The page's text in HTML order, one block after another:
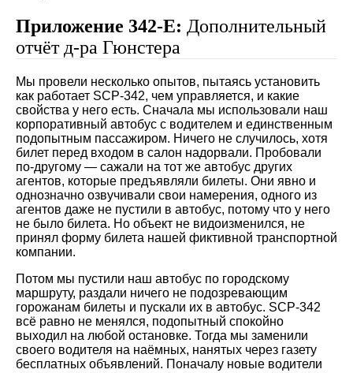
Приложение 342-Е: Дополнительный
отчёт д-ра Гюнстера
Мы провели несколько опытов, пытаясь установить
как работает SCP-342, чем управляется, и какие
свойства у него есть. Сначала мы использовали наш
корпоративный автобус с водителем и единственным
подопытным пассажиром. Ничего не случилось, хотя
билет перед входом в салон надорвали. Пробовали
по-другому — сажали на тот же автобус других
агентов, которые предъявляли билеты. Они явно и
однозначно озвучивали свои намерения, одного из
агентов даже не пустили в автобус, потому что у него
не было билета. Но объект не видоизменился, не
принял форму билета нашей фиктивной транспортной
компании.
Потом мы пустили наш автобус по городскому
маршруту, раздали ничего не подозревающим
горожанам билеты и пускали их в автобус. SCP-342
всё равно не менялся, подопытный спокойно
выходил на любой остановке. Тогда мы заменили
своего водителя на наёмных, нанятых через газету
бесплатных объявлений. Поначалу новые водители